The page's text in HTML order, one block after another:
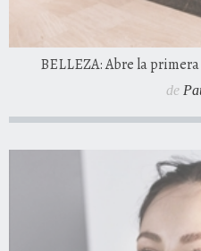
BELLEZA: Abre la
de